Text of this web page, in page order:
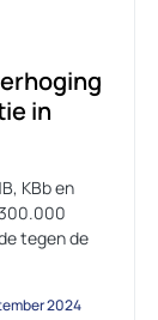
in
KBb en
tegen de
2024